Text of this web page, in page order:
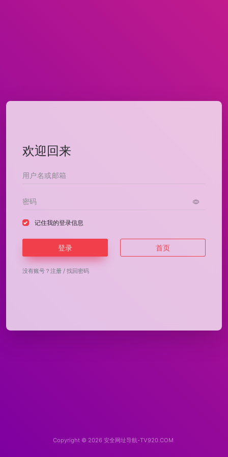
欢迎回来
记住我的登录信息
登录 首页
没有账号？ 注册 / 找回密码
Copyright © 2026 安全网址导航-TV920.COM